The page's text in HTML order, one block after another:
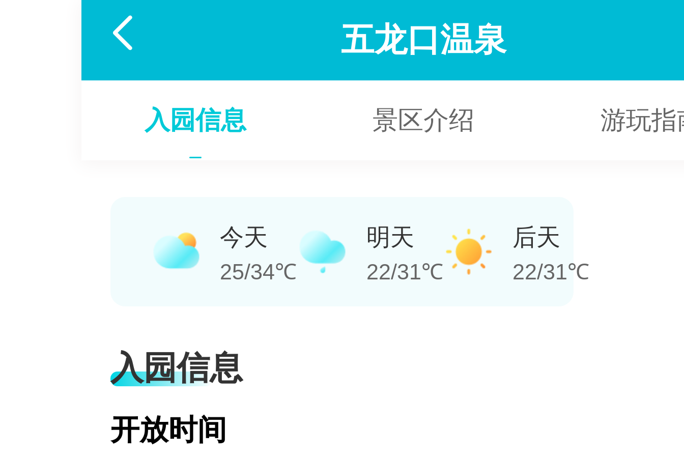
 五龙口温泉
入园信息 景区介绍 游玩指
今天
25/34℃
明天
22/31℃
后天
22/31℃
入园信息
开放时间